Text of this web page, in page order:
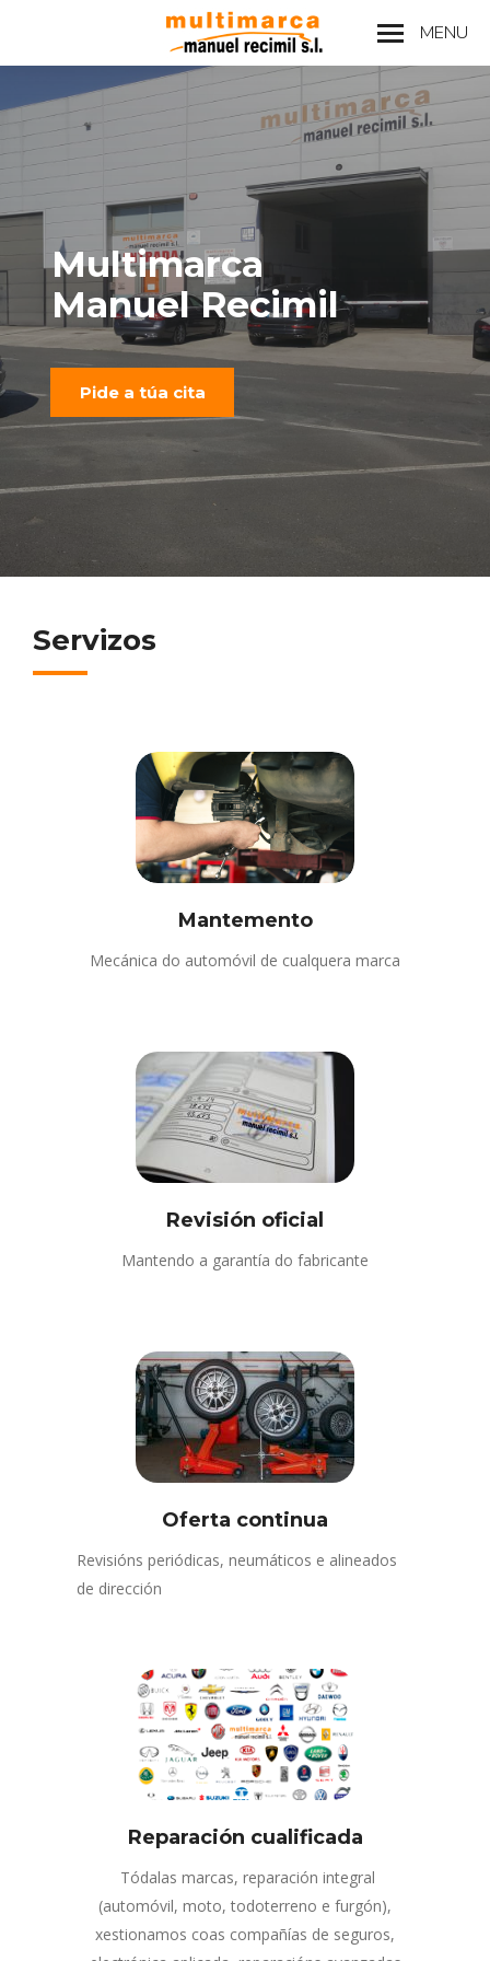
MENU
Multimarca
Manuel Recimil
Pide a túa cita
Servizos
Mantemento
Mecánica do automóvil de cualquera marca
Revisión oficial
Mantendo a garantía do fabricante
Oferta continua
Revisións periódicas, neumáticos e alineados
de dirección
Reparación cualificada
Tódalas marcas, reparación integral
(automóvil, moto, todoterreno e furgón),
xestionamos coas compañías de seguros,